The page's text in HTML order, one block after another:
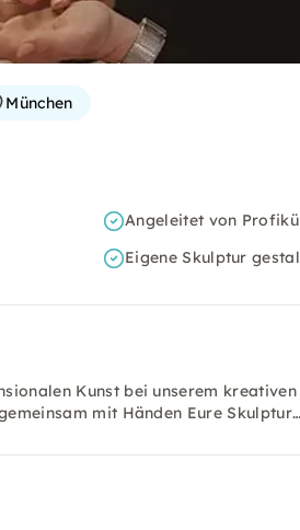
München
Angeleitet von
Eigene Skulptur
Kunst bei unserem kreativen
mit Händen Eure Skulptur…